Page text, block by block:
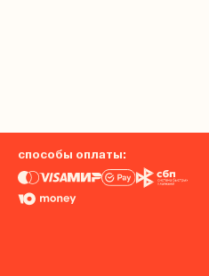
способы оплаты: